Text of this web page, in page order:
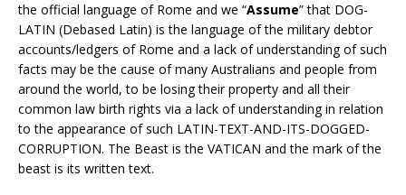
the official language of Rome and we “Assume” that DOG-
LATIN (Debased Latin) is the language of the military debtor
accounts/ledgers of Rome and a lack of understanding of such
facts may be the cause of many Australians and people from
around the world, to be losing their property and all their
common law birth rights via a lack of understanding in relation
to the appearance of such LATIN-TEXT-AND-ITS-DOGGED-
CORRUPTION. The Beast is the VATICAN and the mark of the
beast is its written text.